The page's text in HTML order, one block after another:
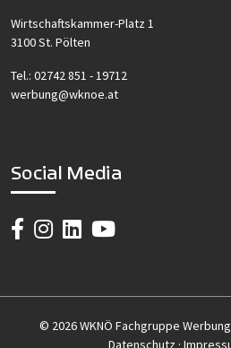
Wirtschaftskammer-Platz 1
3100 St. Pölten
Tel.: 02742 851 - 19712
werbung@wknoe.at
Social Media
© 2026 WKNÖ Fachgruppe